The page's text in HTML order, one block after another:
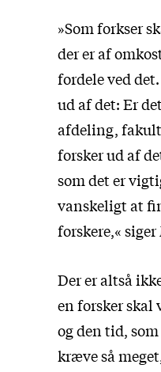
»Som forkser
der er af
fordele ved
ud af det: Er
afdeling,
forsker ud af
som det er
vanskeligt at
forskere,«
Der er altså
en forsker skal
og den tid,
kræve så